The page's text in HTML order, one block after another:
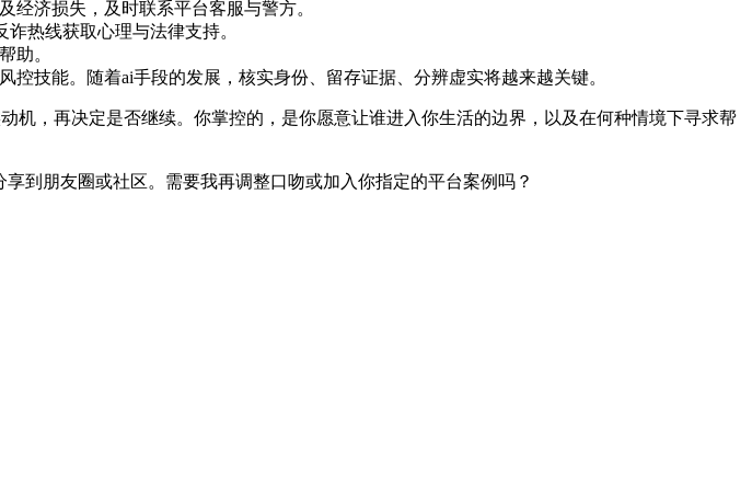
济损失，及时联系平台客服与警方。
热线获取心理与法律支持。
助。
技能。随着ai手段的发展，核实身份、留存证据、分辨虚实将越来越关键。
机，再决定是否继续。你掌控的，是你愿意让谁进入你生活的边界，以及在何种情境下寻求帮
到朋友圈或社区。需要我再调整口吻或加入你指定的平台案例吗？